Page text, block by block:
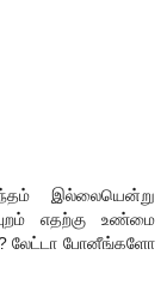
இல்லையென்று
எதற்கு உண்மை
லேட்டா போனீங்களோ